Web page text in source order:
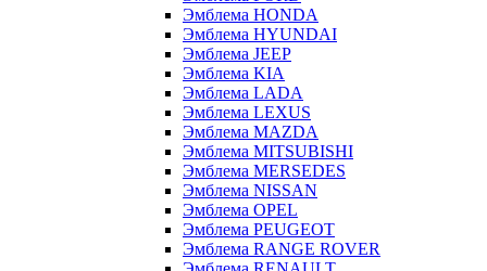
Эмблема HONDA
Эмблема HYUNDAI
Эмблема JEEP
Эмблема KIA
Эмблема LADA
Эмблема LEXUS
Эмблема MAZDA
Эмблема MITSUBISHI
Эмблема MERSEDES
Эмблема NISSAN
Эмблема OPEL
Эмблема PEUGEOT
Эмблема RANGE ROVER